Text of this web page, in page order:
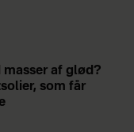
af glød?
som får